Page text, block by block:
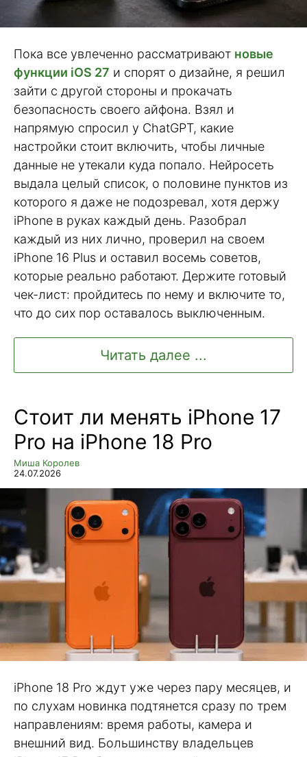
Пока все увлеченно рассматривают новые
функции iOS 27 и спорят о дизайне, я решил
зайти с другой стороны и прокачать
безопасность своего айфона. Взял и
напрямую спросил у ChatGPT, какие
настройки стоит включить, чтобы личные
данные не утекали куда попало. Нейросеть
выдала целый список, о половине пунктов из
которого я даже не подозревал, хотя держу
iPhone в руках каждый день. Разобрал
каждый из них лично, проверил на своем
iPhone 16 Plus и оставил восемь советов,
которые реально работают. Держите готовый
чек-лист: пройдитесь по нему и включите то,
что до сих пор оставалось выключенным.
Читать далее ...
Стоит ли менять iPhone 17
Pro на iPhone 18 Pro
Миша Королев
24.07.2026
iPhone 18 Pro ждут уже через пару месяцев, и
по слухам новинка подтянется сразу по трем
направлениям: время работы, камера и
внешний вид. Большинству владельцев